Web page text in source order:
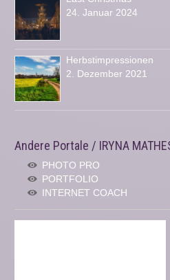
24. Januar 2024
Herbstimpressionen
2. Dezember 2021
Andere Portale / IRYNA
PHOTO PRO
PORTFOLIO
INTERNET COACH